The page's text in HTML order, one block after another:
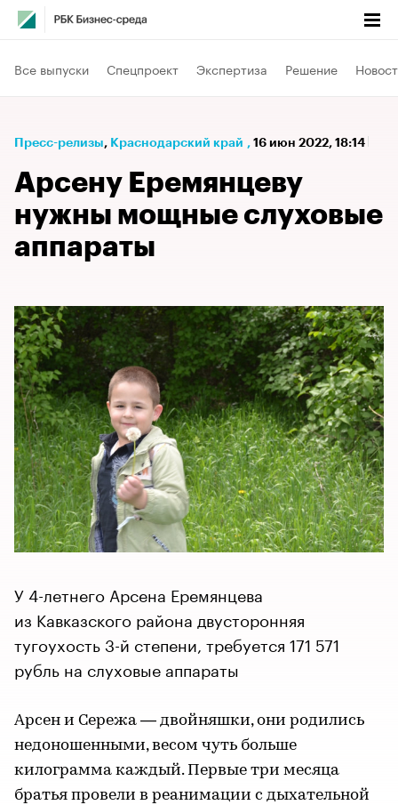
Все выпуски Спецпроект Экспертиза Решение
Пресс-релизы⁠, Краснодарский край , 16 июн 2022, 18:14
Арсену Еремянцеву
нужны мощные слуховые
аппараты
У 4-летнего Арсена Еремянцева
из Кавказского района двусторонняя
тугоухость 3-й степени, требуется 171 571
рубль на слуховые аппараты
Арсен и Сережа — двойняшки, они родились
недоношенными, весом чуть больше
килограмма каждый. Первые три месяца
братья провели в реанимации с дыхательной